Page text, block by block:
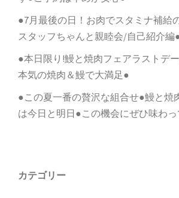
●7月最後の日！お肉でスタミナ補給
スタッフちゃんと親睦会/自己紹介編
●本日限り!鰻と焼肉フェアラストデ
本気の焼肉＆鰻で大満足●
●この夏一番の贅沢な組合せ●鰻と焼
は今日と明日●この機会にぜひ味わ
カテゴリー